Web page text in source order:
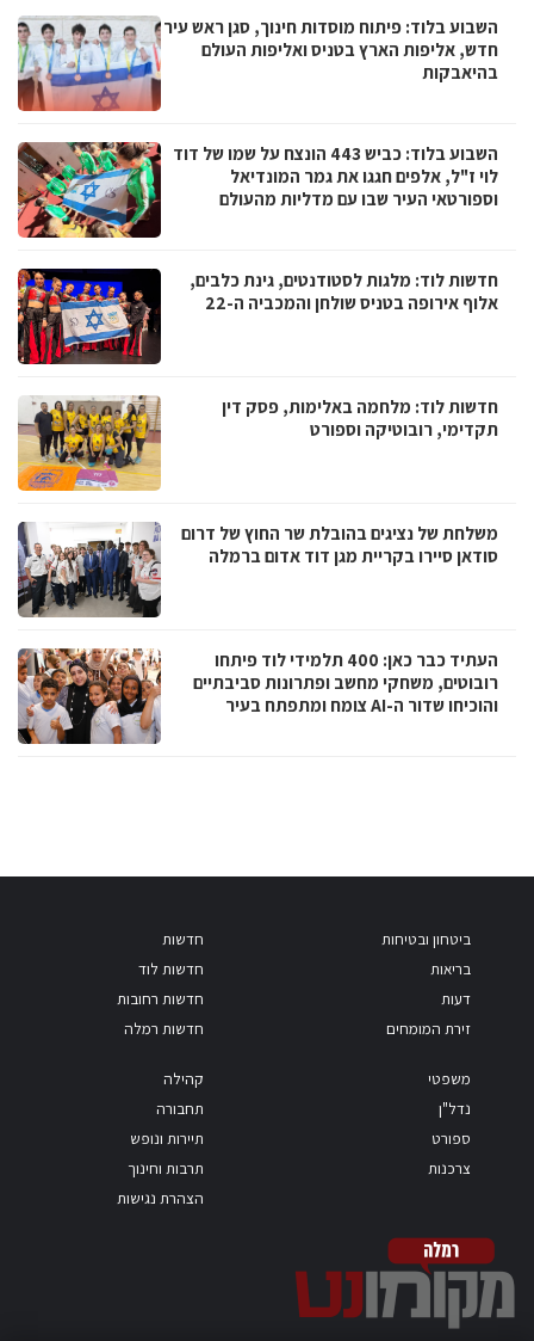
השבוע בלוד: פיתוח מוסדות חינוך, סגן ראש עיר
חדש, אליפות הארץ בטניס ואליפות העולם
בהיאבקות
השבוע בלוד: כביש 443 הונצח על שמו של דוד
לוי ז"ל, אלפים חגגו את גמר המונדיאל
וספורטאי העיר שבו עם מדליות מהעולם
חדשות לוד: מלגות לסטודנטים, גינת כלבים,
אלוף אירופה בטניס שולחן והמכביה ה-22
חדשות לוד: מלחמה באלימות, פסק דין
תקדימי, רובוטיקה וספורט
משלחת של נציגים בהובלת שר החוץ של דרום
סודאן סיירו בקריית מגן דוד אדום ברמלה
העתיד כבר כאן: 400 תלמידי לוד פיתחו
רובוטים, משחקי מחשב ופתרונות סביבתיים
והוכיחו שדור ה-AI צומח ומתפתח בעיר
ביטחון ובטיחות
בריאות
דעות
זירת המומחים
חדשות
חדשות לוד
חדשות רחובות
חדשות רמלה
משפטי
נדל"ן
ספורט
צרכנות
קהילה
תחבורה
תיירות ונופש
תרבות וחינוך
הצהרת נגישות